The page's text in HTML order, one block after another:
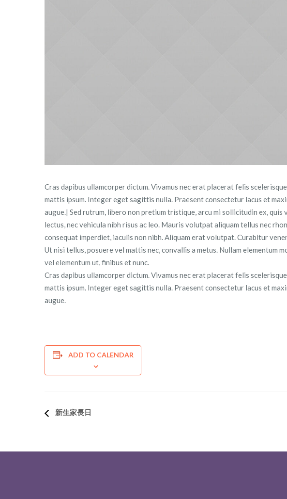
Cras dapibus ullamcorper dictum. Vivamus nec erat placerat felis
mattis ipsum. Integer eget sagittis nulla. Praesent consectetur lacus et
augue.| Sed rutrum, libero non pretium tristique, arcu mi sollicitudin ex,
lectus, nec vehicula nibh risus ac leo. Mauris volutpat aliquam tellus nec
consequat imperdiet, iaculis non nibh. Aliquam erat volutpat. Curabitur
Ut nisi tellus, posuere vel mattis nec, convallis a metus. Nullam elementum
vel elementum ut, finibus et nunc.
Cras dapibus ullamcorper dictum. Vivamus nec erat placerat felis
mattis ipsum. Integer eget sagittis nulla. Praesent consectetur lacus et
augue.
ADD TO CALENDAR
新生家長日